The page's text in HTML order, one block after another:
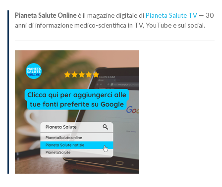
Pianeta Salute Onlineè il magazine digitale diPianeta Salute TV — 30
anni di informazione medico-scientifica in TV, YouTube e sui social.